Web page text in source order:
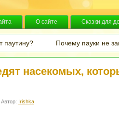
О сайте Сказки для
паутину? Почему пауки не
насекомых,
Автор: Irishka